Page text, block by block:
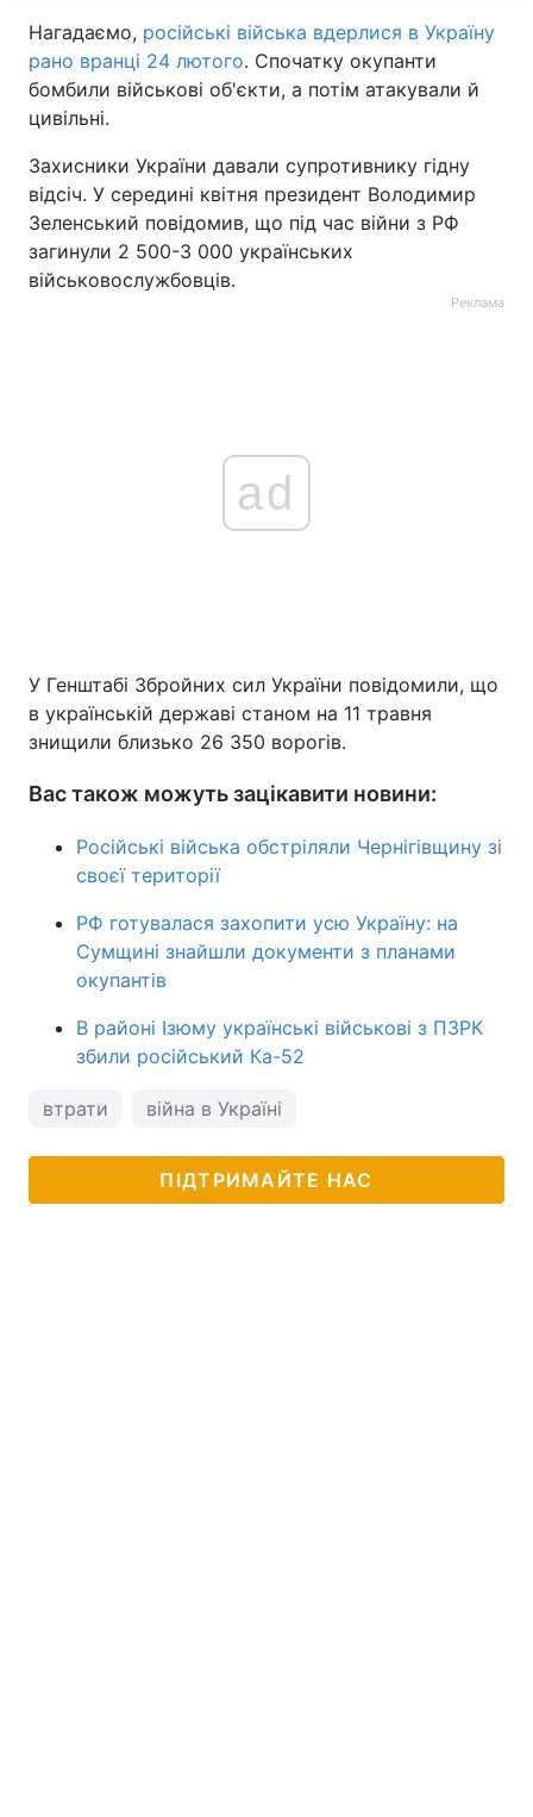
Нагадаємо, російські війська вдерлися в Україну
рано вранці 24 лютого. Спочатку окупанти
бомбили військові об'єкти, а потім атакували й
цивільні.
Захисники України давали супротивнику гідну
відсіч. У середині квітня президент Володимир
Зеленський повідомив, що під час війни з РФ
загинули 2 500-3 000 українських
військовослужбовців.
Реклама
ad
У Генштабі Збройних сил України повідомили, що
в українській державі станом на 11 травня
знищили близько 26 350 ворогів.
Вас також можуть зацікавити новини:
Російські війська обстріляли Чернігівщину зі
своєї території
РФ готувалася захопити усю Україну: на
Сумщині знайшли документи з планами
окупантів
В районі Ізюму українські військові з ПЗРК
збили російський Ка-52
втрати війна в Україні
ПІДТРИМАЙТЕ НАС